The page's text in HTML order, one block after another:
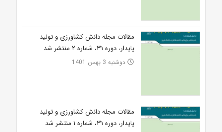
مقالات مجله دانش کشاورزی و تولید
پایدار، دوره ۳۱، شماره ۲ منتشر شد
access_time دوشنبه 3 بهمن 1401
مقالات مجله دانش کشاورزی و تولید
پایدار، دوره ۳۱، شماره ۱ منتشر شد